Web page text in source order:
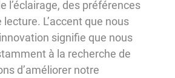
l’éclairage, des préférences
L’accent que nous
signifie que nous
à la recherche de
d’améliorer notre